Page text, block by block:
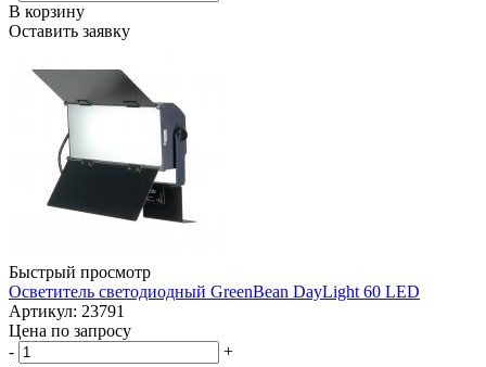
В корзину
Оставить заявку
Быстрый просмотр
Осветитель светодиодный GreenBean DayLight 60 LED
Артикул: 23791
Цена по запросу
-
+